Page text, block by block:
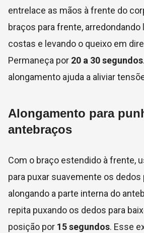
entrelace as mãos à frente do
braços para frente,
costas e levando o queixo em
Permaneça por 20 a 30 segundos
alongamento ajuda a aliviar
Alongamento para
antebraços
Com o braço estendido à frente,
para puxar suavemente os dedos
alongando a parte interna do
repita puxando os dedos para
posição por 15 segundos. Esse